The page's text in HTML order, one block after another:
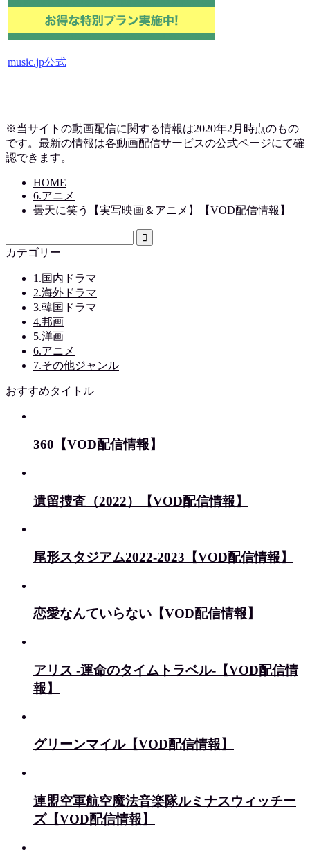
music.jp公式
※当サイトの動画配信に関する情報は2020年2月時点のもの
です。最新の情報は各動画配信サービスの公式ページにて確
認できます。
HOME
6.アニメ
曇天に笑う【実写映画＆アニメ】【VOD配信情報】
カテゴリー
1.国内ドラマ
2.海外ドラマ
3.韓国ドラマ
4.邦画
5.洋画
6.アニメ
7.その他ジャンル
おすすめタイトル
360【VOD配信情報】
遺留捜査（2022）【VOD配信情報】
尾形スタジアム2022-2023【VOD配信情報】
恋愛なんていらない【VOD配信情報】
アリス -運命のタイムトラベル-【VOD配信情
報】
グリーンマイル【VOD配信情報】
連盟空軍航空魔法音楽隊ルミナスウィッチー
ズ【VOD配信情報】